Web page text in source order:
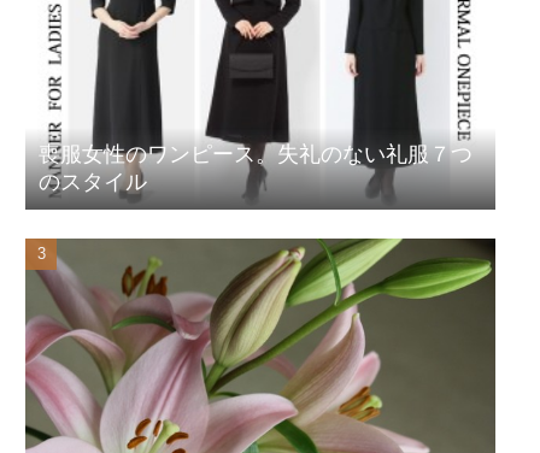
喪服女性のワンピース。失礼のない礼服７つ
のスタイル